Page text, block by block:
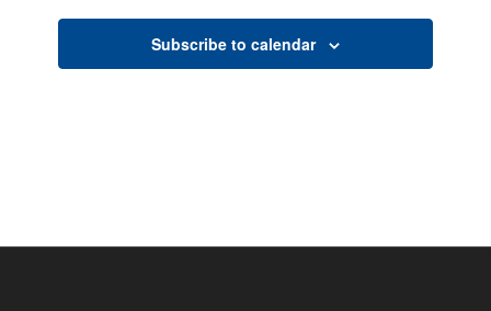
Subscribe to calendar